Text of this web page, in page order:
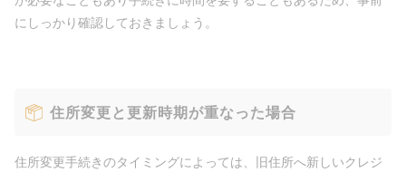
にしっかり確認しておきましょう。
住所変更と更新時期が重なった場合
住所変更手続きのタイミングによっては、旧住所へ新しいクレジ